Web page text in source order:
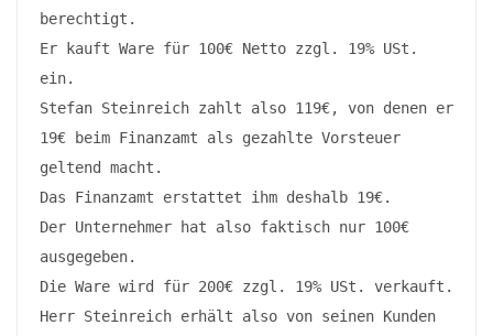
berechtigt.
Er kauft Ware für 100€ Netto zzgl. 19% USt.
ein.
Stefan Steinreich zahlt also 119€, von denen er
19€ beim Finanzamt als gezahlte Vorsteuer
geltend macht.
Das Finanzamt erstattet ihm deshalb 19€.
Der Unternehmer hat also faktisch nur 100€
ausgegeben.
Die Ware wird für 200€ zzgl. 19% USt. verkauft.
Herr Steinreich erhält also von seinen Kunden